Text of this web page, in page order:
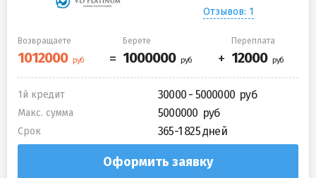
Отзывов: 1
Возвращаете Берете Переплата
1й кредит 30000 - 5000000
Макс. сумма 5000000
Срок 365-1 825 дней
Оформить заявку